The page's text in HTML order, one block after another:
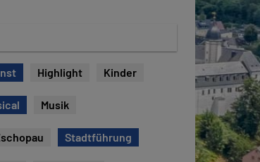
Highlight Kinder
Musik
Stadtführung